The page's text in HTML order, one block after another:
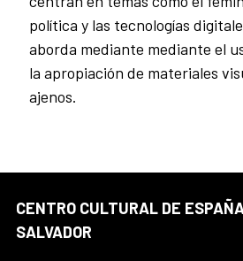
política y las tecnologías
aborda mediante mediante el
la apropiación de materiales
ajenos.
CENTRO CULTURAL DE
SALVADOR